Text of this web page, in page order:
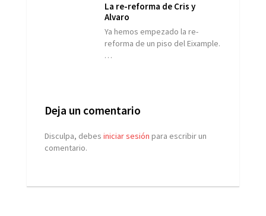
La re-reforma de Cris y
Alvaro
Ya hemos empezado la re-
reforma de un piso del Eixample.
…
Deja un comentario
Disculpa, debes iniciar sesión para escribir un
comentario.